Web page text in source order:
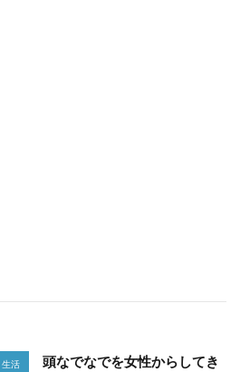
生活
頭なでなでを女性からしてき